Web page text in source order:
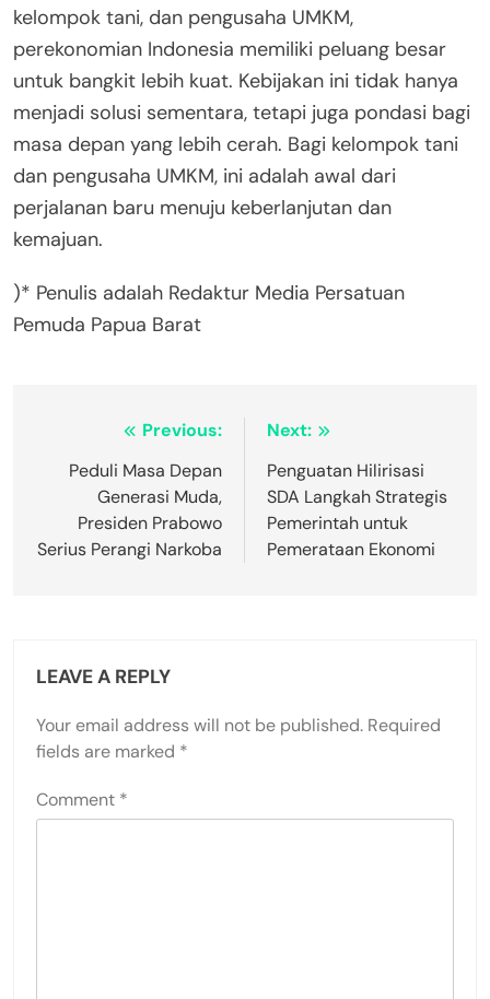
kelompok tani, dan pengusaha UMKM,
perekonomian Indonesia memiliki peluang besar
untuk bangkit lebih kuat. Kebijakan ini tidak hanya
menjadi solusi sementara, tetapi juga pondasi bagi
masa depan yang lebih cerah. Bagi kelompok tani
dan pengusaha UMKM, ini adalah awal dari
perjalanan baru menuju keberlanjutan dan
kemajuan.
)* Penulis adalah Redaktur Media Persatuan
Pemuda Papua Barat
navigation
Previous:
Peduli Masa Depan
Generasi Muda,
Presiden Prabowo
Serius Perangi Narkoba
Next:
Penguatan Hilirisasi
SDA Langkah Strategis
Pemerintah untuk
Pemerataan Ekonomi
LEAVE A REPLY
Your email address will not be published. Required
fields are marked *
Comment *